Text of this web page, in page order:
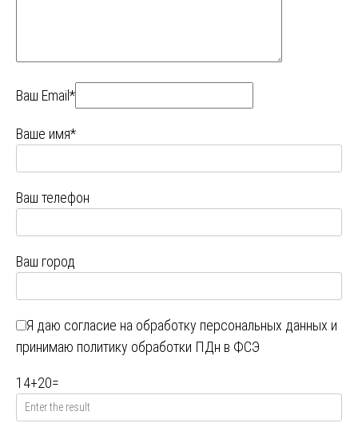
Ваш Email*
Ваше имя*
Ваш телефон
Ваш город
Я даю согласие на обработку персональных данных и
принимаю политику обработки ПДн в ФСЭ
14+20=